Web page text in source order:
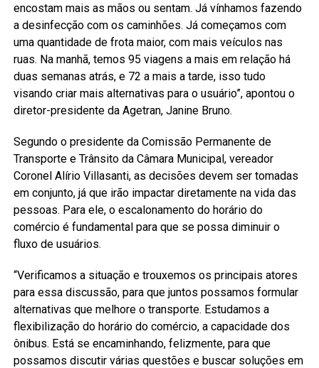
encostam mais as mãos ou sentam. Já vínhamos fazendo
a desinfecção com os caminhões. Já começamos com
uma quantidade de frota maior, com mais veículos nas
ruas. Na manhã, temos 95 viagens a mais em relação há
duas semanas atrás, e 72 a mais a tarde, isso tudo
visando criar mais alternativas para o usuário”, apontou o
diretor-presidente da Agetran, Janine Bruno.
Segundo o presidente da Comissão Permanente de
Transporte e Trânsito da Câmara Municipal, vereador
Coronel Alírio Villasanti, as decisões devem ser tomadas
em conjunto, já que irão impactar diretamente na vida das
pessoas. Para ele, o escalonamento do horário do
comércio é fundamental para que se possa diminuir o
fluxo de usuários.
“Verificamos a situação e trouxemos os principais atores
para essa discussão, para que juntos possamos formular
alternativas que melhore o transporte. Estudamos a
flexibilização do horário do comércio, a capacidade dos
ônibus. Está se encaminhando, felizmente, para que
possamos discutir várias questões e buscar soluções em